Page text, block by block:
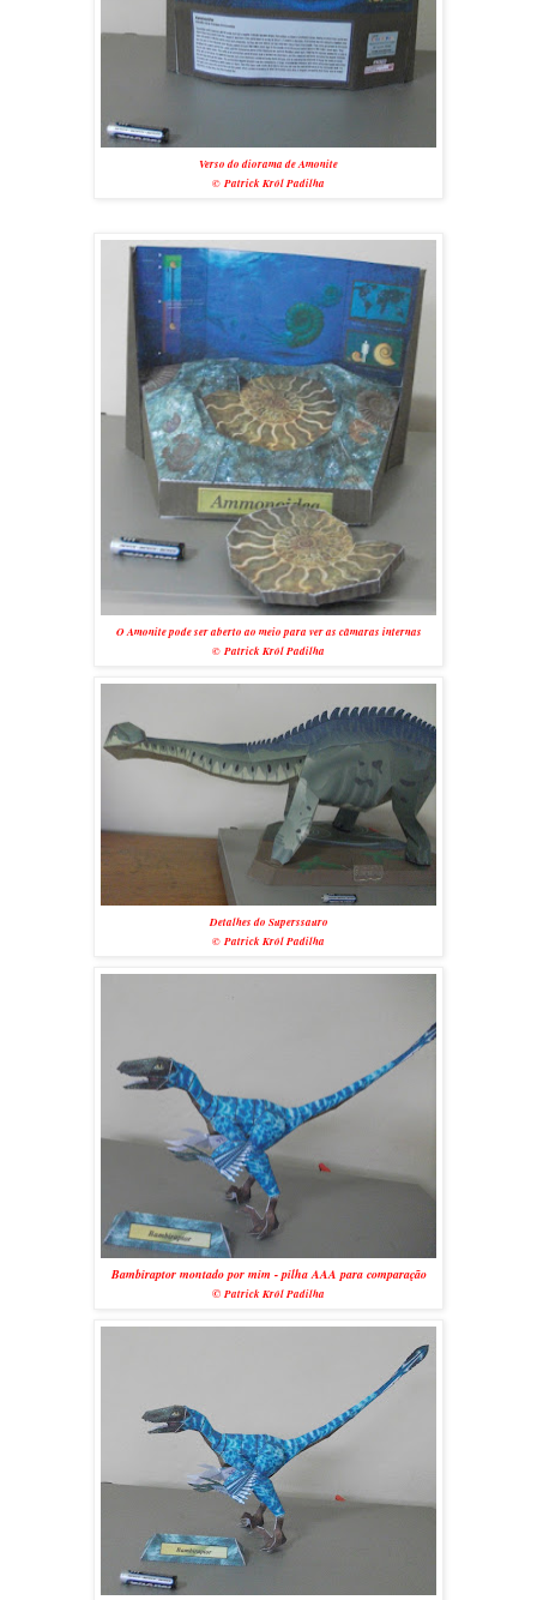
Verso do diorama de Amonite
© Patrick Król Padilha
O Amonite pode ser aberto ao meio para ver as câmaras internas
© Patrick Król Padilha
Detalhes do Superssauro
© Patrick Król Padilha
Bambiraptor montado por mim - pilha AAA para comparação
© Patrick Król Padilha